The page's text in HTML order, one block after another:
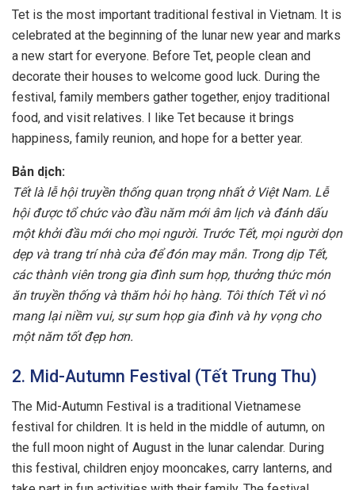
Tet is the most important traditional festival in Vietnam. It is
celebrated at the beginning of the lunar new year and marks
a new start for everyone. Before Tet, people clean and
decorate their houses to welcome good luck. During the
festival, family members gather together, enjoy traditional
food, and visit relatives. I like Tet because it brings
happiness, family reunion, and hope for a better year.
Bản dịch:
Tết là lễ hội truyền thống quan trọng nhất ở Việt Nam. Lễ
hội được tổ chức vào đầu năm mới âm lịch và đánh dấu
một khởi đầu mới cho mọi người. Trước Tết, mọi người dọn
dẹp và trang trí nhà cửa để đón may mắn. Trong dịp Tết,
các thành viên trong gia đình sum họp, thưởng thức món
ăn truyền thống và thăm hỏi họ hàng. Tôi thích Tết vì nó
mang lại niềm vui, sự sum họp gia đình và hy vọng cho
một năm tốt đẹp hơn.
2. Mid-Autumn Festival (Tết Trung Thu)
The Mid-Autumn Festival is a traditional Vietnamese
festival for children. It is held in the middle of autumn, on
the full moon night of August in the lunar calendar. During
this festival, children enjoy mooncakes, carry lanterns, and